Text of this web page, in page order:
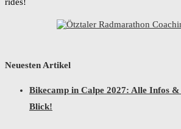
Neuesten Artikel
Bikecamp in Calpe 2027: Alle Infos
Blick!